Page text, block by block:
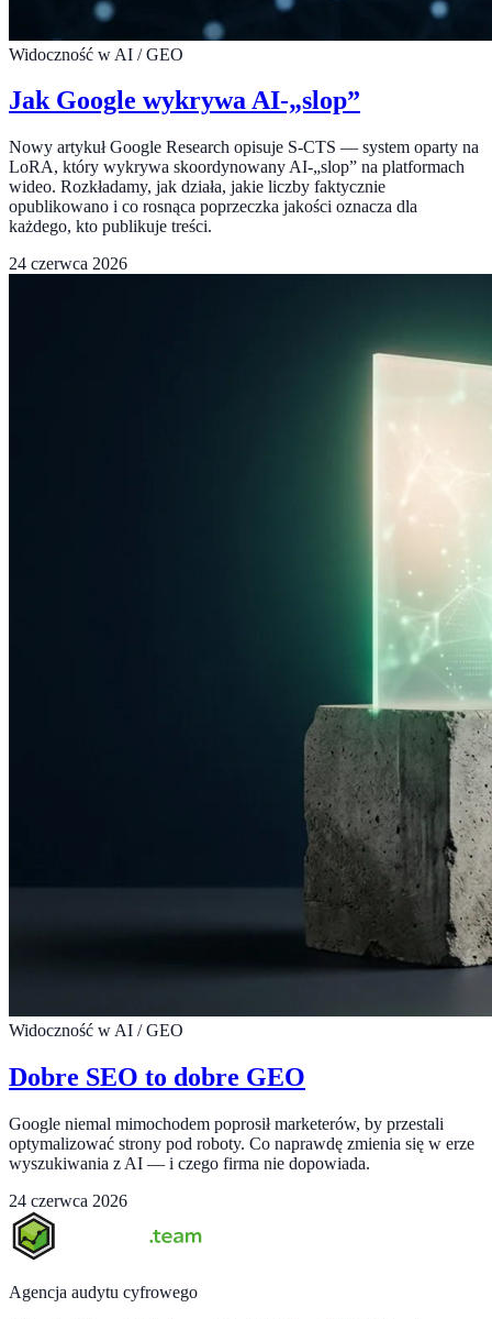
Widoczność w AI / GEO
Jak Google wykrywa AI-„slop”
Nowy artykuł Google Research opisuje S-CTS — system oparty na
LoRA, który wykrywa skoordynowany AI-„slop” na platformach
wideo. Rozkładamy, jak działa, jakie liczby faktycznie
opublikowano i co rosnąca poprzeczka jakości oznacza dla
każdego, kto publikuje treści.
24 czerwca 2026
Widoczność w AI / GEO
Dobre SEO to dobre GEO
Google niemal mimochodem poprosił marketerów, by przestali
optymalizować strony pod roboty. Co naprawdę zmienia się w erze
wyszukiwania z AI — i czego firma nie dopowiada.
24 czerwca 2026
Agencja audytu cyfrowego